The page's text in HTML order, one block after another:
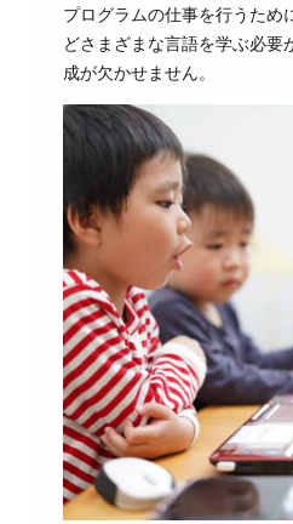
プログラムの仕事を行うため
どさまざまな言語を学ぶ必要
成が欠かせません。